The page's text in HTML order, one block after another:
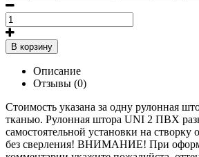
В корзину
Описание
Отзывы (0)
Стоимость указана за одну рулонная
тканью. Рулонная штора UNI 2 ПВХ
самостоятельной установки на
без сверления! ВНИМАНИЕ! При